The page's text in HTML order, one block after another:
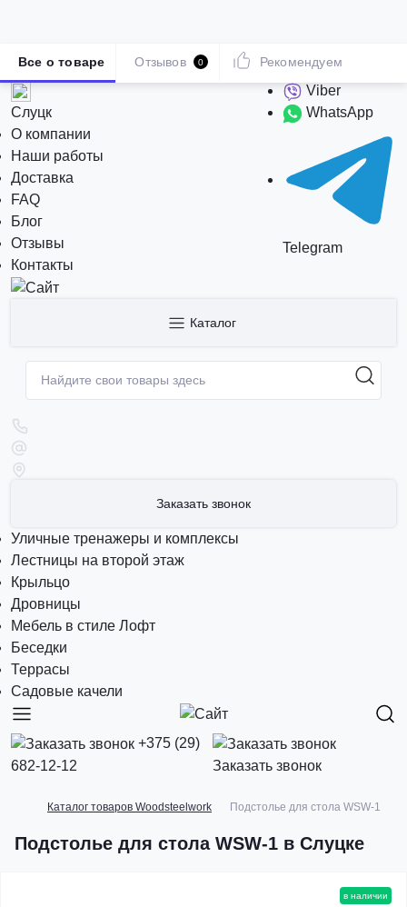
Слуцк
О компании
Наши работы
Доставка
FAQ
Блог
Отзывы
Контакты
Viber
WhatsApp
Telegram
Каталог
Заказать звонок
Уличные тренажеры и комплексы
Лестницы на второй этаж
Крыльцо
Дровницы
Мебель в стиле Лофт
Беседки
Террасы
Садовые качели
+375 (29)
682-12-12
Заказать звонок
Каталог товаров Woodsteelwork Подстолье для стола WSW-1
Подстолье для стола WSW-1 в Слуцке
Все о товаре Отзывов 0 Рекомендуем
в наличии